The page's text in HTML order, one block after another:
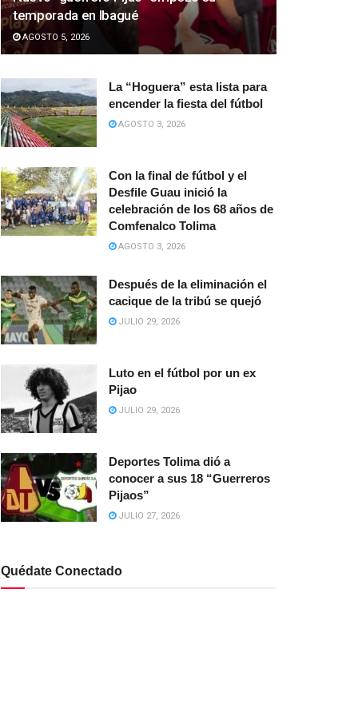
temporada en Ibagué
AGOSTO 5, 2026
La “Hoguera” esta lista para
encender la fiesta del fútbol
AGOSTO 3, 2026
Con la final de fútbol y el
Desfile Guau inició la
celebración de los 68 años de
Comfenalco Tolima
AGOSTO 3, 2026
Después de la eliminación el
cacique de la tribú se quejó
JULIO 29, 2026
Luto en el fútbol por un ex
Pijao
JULIO 29, 2026
Deportes Tolima dió a
conocer a sus 18 “Guerreros
Pijaos”
JULIO 27, 2026
Quédate Conectado